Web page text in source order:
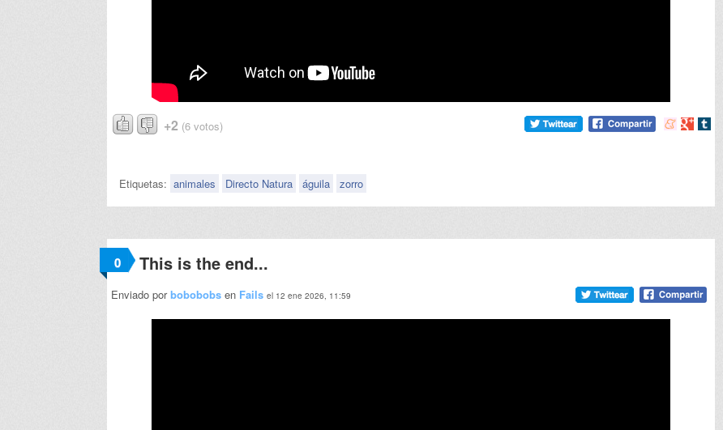
+2 (6 votos)
Compartir
Etiquetas: animales Directo Natura águila zorro
0 This is the end...
Enviado porbobobobs en Fails el 12 ene 2026, 11:59